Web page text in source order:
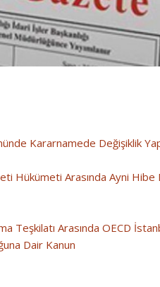
Kararnamede Değişiklik
Arasında Ayni Hibe
Arasında OECD
Dair Kanun